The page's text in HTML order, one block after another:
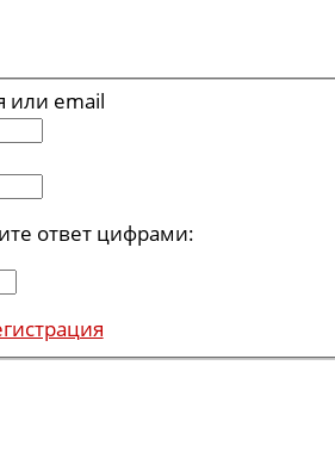
или email
ответ цифрами: